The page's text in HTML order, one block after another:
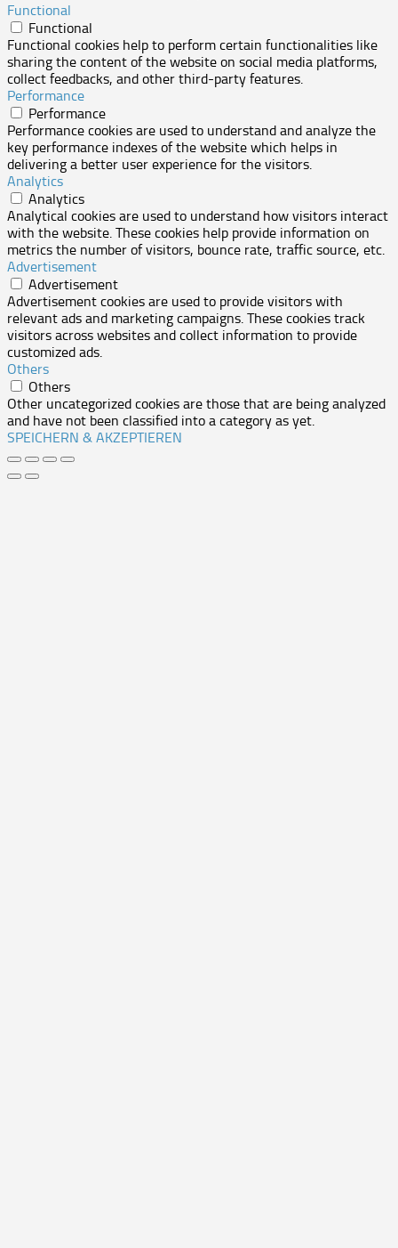
Functional
Functional
Functional cookies help to perform certain functionalities like
sharing the content of the website on social media platforms,
collect feedbacks, and other third-party features.
Performance
Performance
Performance cookies are used to understand and analyze the
key performance indexes of the website which helps in
delivering a better user experience for the visitors.
Analytics
Analytics
Analytical cookies are used to understand how visitors interact
with the website. These cookies help provide information on
metrics the number of visitors, bounce rate, traffic source, etc.
Advertisement
Advertisement
Advertisement cookies are used to provide visitors with
relevant ads and marketing campaigns. These cookies track
visitors across websites and collect information to provide
customized ads.
Others
Others
Other uncategorized cookies are those that are being analyzed
and have not been classified into a category as yet.
SPEICHERN & AKZEPTIEREN